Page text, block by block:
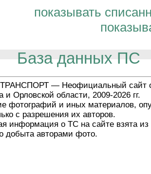
показывать
База данных ПС
— Неофициальный сайт
и Орловской области, 2009-2026 гг.
фотографий и иных материалов,
с разрешения их авторов.
информация о ТС на сайте взята из
добыта авторами фото.